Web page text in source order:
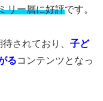
リー層に好評です。
されており、 子ど
るコンテンツとなっ